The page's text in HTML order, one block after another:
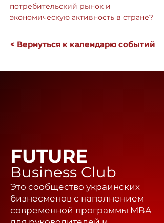
потребительский рынок и
экономическую активность в стране?
< Вернуться к календарю событий
FUTURE
Business Club
Это сообщество украинских
бизнесменов с наполнением
современной программы МВА